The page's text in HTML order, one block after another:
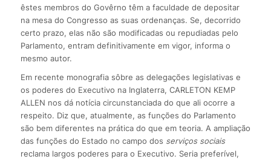
êstes membros do Govêrno têm a faculdade de depositar
na mesa do Congresso as suas ordenanças. Se, decorrido
certo prazo, elas não são modificadas ou repudiadas pelo
Parlamento, entram definitivamente em vigor, informa o
mesmo autor.
Em recente monografia sôbre as delegações legislativas e
os poderes do Executivo na Inglaterra, CARLETON KEMP
ALLEN nos dá notícia circunstanciada do que ali ocorre a
respeito. Diz que, atualmente, as funções do Parlamento
são bem diferentes na prática do que em teoria. A ampliação
das funções do Estado no campo dos serviços sociais
reclama largos poderes para o Executivo. Seria preferível,